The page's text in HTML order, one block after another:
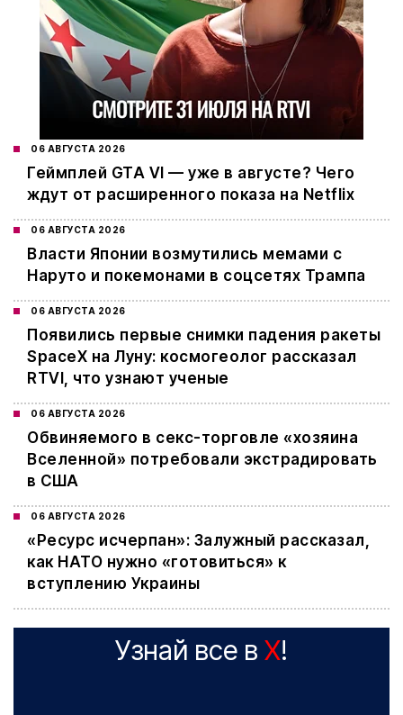
06 АВГУСТА 2026
Геймплей GTA VI — уже в августе? Чего
ждут от расширенного показа на Netflix
06 АВГУСТА 2026
Власти Японии возмутились мемами с
Наруто и покемонами в соцсетях Трампа
06 АВГУСТА 2026
Появились первые снимки падения ракеты
SpaceX на Луну: космогеолог рассказал
RTVI, что узнают ученые
06 АВГУСТА 2026
Обвиняемого в секс-торговле «хозяина
Вселенной» потребовали экстрадировать
в США
06 АВГУСТА 2026
«Ресурс исчерпан»: Залужный рассказал,
как НАТО нужно «готовиться» к
вступлению Украины
Узнай все в X!